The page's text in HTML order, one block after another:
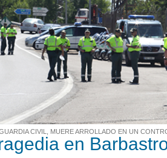
CIVIL, MUERE ARROLLADO EN UN
en